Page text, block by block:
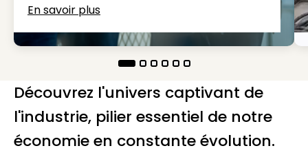
En savoir plus
Découvrez l'univers captivant de
l'industrie, pilier essentiel de notre
économie en constante évolution.